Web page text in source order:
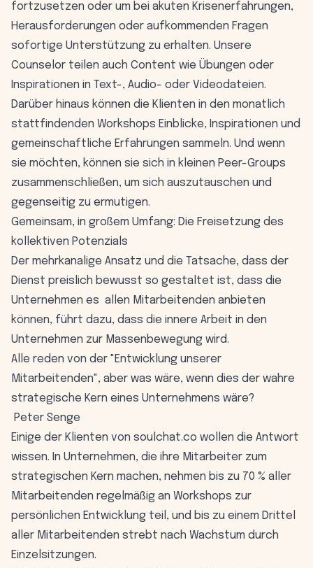
fortzusetzen oder um bei akuten Krisenerfahrungen,
Herausforderungen oder aufkommenden Fragen
sofortige Unterstützung zu erhalten. Unsere
Counselor teilen auch Content wie Übungen oder
Inspirationen in Text-, Audio- oder Videodateien.
Darüber hinaus können die Klienten in den monatlich
stattfindenden Workshops Einblicke, Inspirationen und
gemeinschaftliche Erfahrungen sammeln. Und wenn
sie möchten, können sie sich in kleinen Peer-Groups
zusammenschließen, um sich auszutauschen und
gegenseitig zu ermutigen.
Gemeinsam, in großem Umfang: Die Freisetzung des
kollektiven Potenzials
Der mehrkanalige Ansatz und die Tatsache, dass der
Dienst preislich bewusst so gestaltet ist, dass die
Unternehmen es allen Mitarbeitenden anbieten
können, führt dazu, dass die innere Arbeit in den
Unternehmen zur Massenbewegung wird.
Alle reden von der "Entwicklung unserer
Mitarbeitenden", aber was wäre, wenn dies der wahre
strategische Kern eines Unternehmens wäre?
Peter Senge
Einige der Klienten von soulchat.co wollen die Antwort
wissen. In Unternehmen, die ihre Mitarbeiter zum
strategischen Kern machen, nehmen bis zu 70 % aller
Mitarbeitenden regelmäßig an Workshops zur
persönlichen Entwicklung teil, und bis zu einem Drittel
aller Mitarbeitenden strebt nach Wachstum durch
Einzelsitzungen.